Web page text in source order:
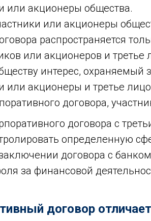
или акционеры общества.
или акционеры
распространяется
или акционеров и
интерес, охраняемый
или акционеры и третье
договора,
договора с
определенную
договора с
за финансовой
договор